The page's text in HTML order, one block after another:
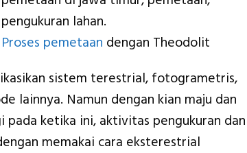
Proses pemetaan dengan Theodolit
sistem terestrial, fotogrametris,
lainnya. Namun dengan kian maju dan
ketika ini, aktivitas pengukuran dan
memakai cara eksterestrial